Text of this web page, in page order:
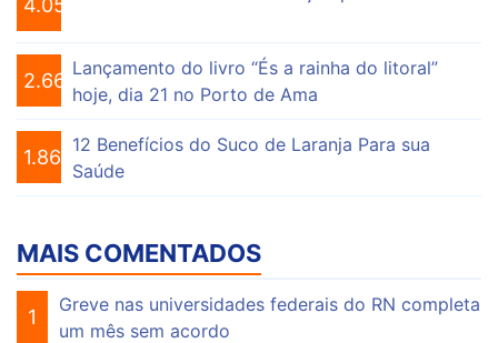
4.056
2.663
Lançamento do livro “És a rainha do litoral”
hoje, dia 21 no Porto de Ama
1.865
12 Benefícios do Suco de Laranja Para sua
Saúde
MAIS COMENTADOS
1
Greve nas universidades federais do RN completa
um mês sem acordo